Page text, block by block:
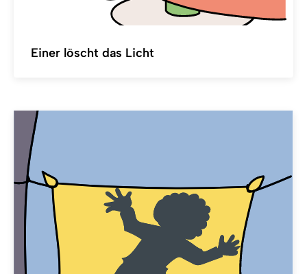
Einer löscht das Licht